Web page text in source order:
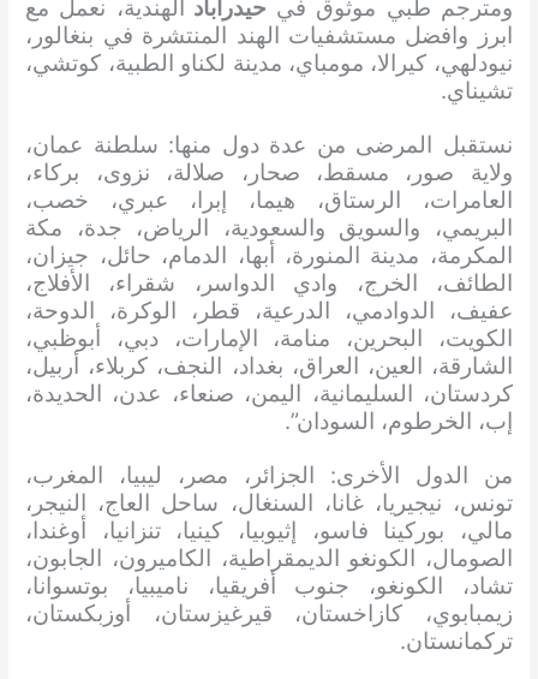
ومترجم طبي موثوق في حيدرآباد
الهندية، نعمل مع
ابرز وافضل مستشفيات الهند المنتشرة في بنغالور،
نيودلهي، كيرالا، مومباي، مدينة لكناو الطبية، كوتشي،
تشيناي.
نستقبل المرضى من عدة دول منها: سلطنة عمان،
ولاية صور، مسقط، صحار، صلالة، نزوى، بركاء،
العامرات، الرستاق، هيما، إبرا، عبري، خصب،
البريمي، والسويق والسعودية، الرياض، جدة، مكة
المكرمة، مدينة المنورة، أبها، الدمام، حائل، جيزان،
الطائف، الخرج، وادي الدواسر، شقراء، الأفلاج،
عفيف، الدوادمي، الدرعية، قطر، الوكرة، الدوحة،
الكويت، البحرين، منامة، الإمارات، دبي، أبوظبي،
الشارقة، العين، العراق، بغداد، النجف، كربلاء، أربيل،
كردستان، السليمانية، اليمن، صنعاء، عدن، الحديدة،
إب، الخرطوم، السودان”.
من الدول الأخرى: الجزائر، مصر، ليبيا، المغرب،
تونس، نيجيريا، غانا، السنغال، ساحل العاج، النيجر،
مالي، بوركينا فاسو، إثيوبيا، كينيا، تنزانيا، أوغندا،
الصومال، الكونغو الديمقراطية، الكاميرون، الجابون،
تشاد، الكونغو، جنوب أفريقيا، ناميبيا، بوتسوانا،
زيمبابوي، كازاخستان، قيرغيزستان، أوزبكستان،
تركمانستان.